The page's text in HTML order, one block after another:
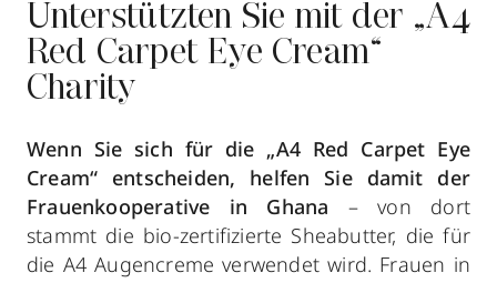
Unterstützten Sie mit der „A4
Red Carpet Eye Cream“
Charity
Wenn Sie sich für die „A4 Red Carpet Eye
Cream“ entscheiden, helfen Sie damit der
Frauenkooperative in Ghana – von dort
stammt die bio-zertifizierte Sheabutter, die für
die A4 Augencreme verwendet wird. Frauen in